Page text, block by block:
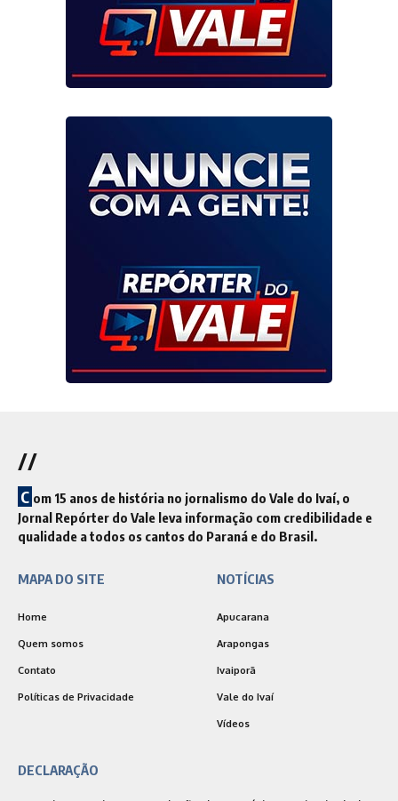
//
C om 15 anos de história no jornalismo do Vale do Ivaí, o
Jornal Repórter do Vale leva informação com credibilidade e
qualidade a todos os cantos do Paraná e do Brasil.
MAPA DO SITE
Home
Quem somos
Contato
Políticas de Privacidade
NOTÍCIAS
Apucarana
Arapongas
Ivaiporã
Vale do Ivaí
Vídeos
DECLARAÇÃO